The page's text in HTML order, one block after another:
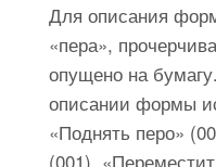
Для описания
«пера»,
опущено на
описании формы
«Поднять перо»
(001),